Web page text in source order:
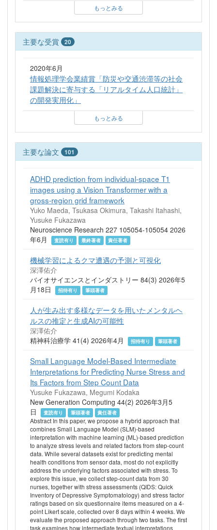
もっとみる
主要な受賞 20
2020年6月
情報処理学会業績賞「防災や交通渋滞等の社会
課題解決に寄与する「リアルタイム人口統計」
の開発実用化」
もっとみる
主要な論文 101
ADHD prediction from individual-space T1
images using a Vision Transformer with a
gross-region grid framework
Yuko Maeda, Tsukasa Okimura, Takashi Itahashi,
Yusuke Fukazawa
Neuroscience Research 227 105054-105054 2026
年6月
査読有り 最終著者 責任著者
機械学習によるクマ遭遇の予測と可視化
深澤佑介
バイオサイエンスとインダストリー 84(3) 2026年5
月18日
招待有り 筆頭著者
人が生み出す多様なデータを用いたメンタルヘ
ルスの推定と生成AIの可能性
深澤佑介
精神科治療学 41(4) 2026年4月
招待有り 筆頭著者
Small Language Model-Based Intermediate
Interpretations for Predicting Nurse Stress and
Its Factors from Step Count Data
Yusuke Fukazawa, Megumi Kodaka
New Generation Computing 44(2) 2026年3月5
日
査読有り 筆頭著者 責任著者
Abstract In this paper, we propose a hybrid approach that
combines Small Language Model (SLM)-based
interpretation with machine learning (ML)-based prediction
to analyze stress levels and related factors from step-count
data. While several datasets exist for predicting mental
health conditions from sensor data, most do not explicitly
address the underlying factors associated with stress. To
explore this issue, we collect step-count data from 30
nurses, together with stress assessments (QIDS: Quick
Inventory of Depressive Symptomatology) and stress factor
ratings based on six questionnaire items measured on a 4-
point Likert scale, collected over 8 days within 4 weeks. We
evaluate the proposed approach through two tasks. The first
task examines how intermediate textual interpretations